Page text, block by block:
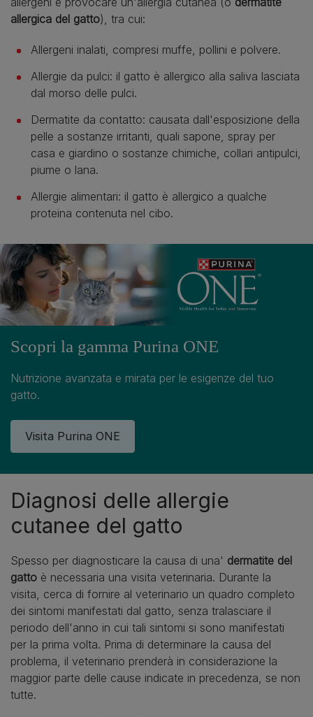
allergica del gatto), tra cui:
Allergeni inalati, compresi muffe, pollini e polvere.
Allergie da pulci: il gatto è allergico alla saliva lasciata
dal morso delle pulci.
Dermatite da contatto: causata dall'esposizione della
pelle a sostanze irritanti, quali sapone, spray per
casa e giardino o sostanze chimiche, collari antipulci,
piume o lana.
Allergie alimentari: il gatto è allergico a qualche
proteina contenuta nel cibo.
Scopri la gamma Purina ONE
Nutrizione avanzata e mirata per le esigenze del tuo
gatto.
Visita Purina ONE
Diagnosi delle allergie
cutanee del gatto
Spesso per diagnosticare la causa di una' dermatite del
gatto è necessaria una visita veterinaria. Durante la
visita, cerca di fornire al veterinario un quadro completo
dei sintomi manifestati dal gatto, senza tralasciare il
periodo dell'anno in cui tali sintomi si sono manifestati
per la prima volta. Prima di determinare la causa del
problema, il veterinario prenderà in considerazione la
maggior parte delle cause indicate in precedenza, se non
tutte.